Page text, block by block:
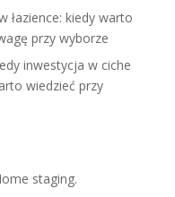
łazience: kiedy warto
przy wyborze
inwestycja w ciche
wiedzieć przy
staging.